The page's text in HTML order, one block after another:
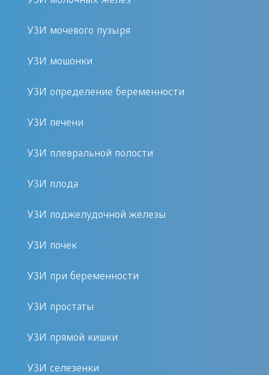
«Первый Доктор»
для проведения УЗИ лонного
многолетним стажем
Современное оборудование
Минимальное время ожидания
по телефону
Доступные цены и гибкая
Комфортные условия
Специальной подготовки к УЗИ
УЗИ мочевого пузыря
УЗИ мошонки
УЗИ определение беременности
УЗИ печени
УЗИ плевральной полости
УЗИ плода
УЗИ поджелудочной железы
УЗИ почек
УЗИ при беременности
УЗИ простаты
УЗИ прямой кишки
УЗИ селезенки